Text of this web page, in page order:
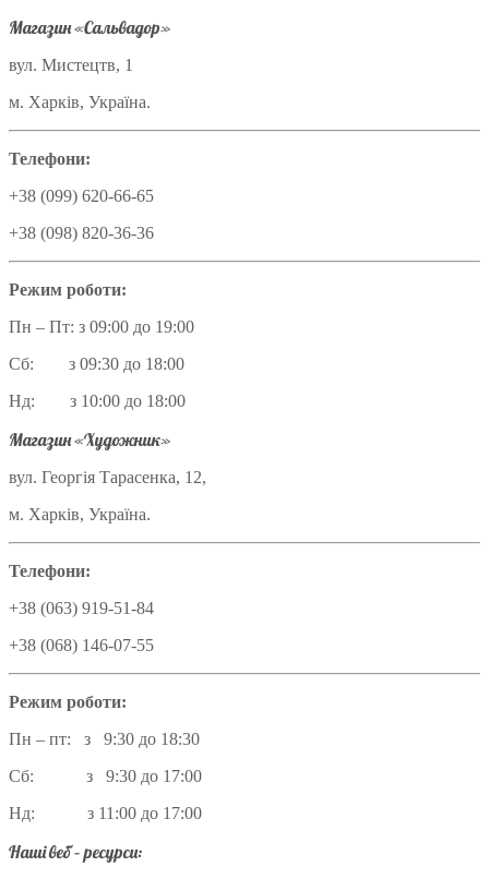
Магазин «Сальвадор»
вул. Мистецтв, 1
м. Харків, Україна.
Телефони:
+38 (099) 620-66-65
+38 (098) 820-36-36
Режим роботи:
Пн – Пт: з 09:00 до 19:00
Сб: з 09:30 до 18:00
Нд: з 10:00 до 18:00
Магазин «Художник»
вул. Георгія Тарасенка, 12,
м. Харків, Україна.
Телефони:
+38 (063) 919-51-84
+38 (068) 146-07-55
Режим роботи:
Пн – пт: з 9:30 до 18:30
Сб: з 9:30 до 17:00
Нд: з 11:00 до 17:00
Наші веб – ресурси: